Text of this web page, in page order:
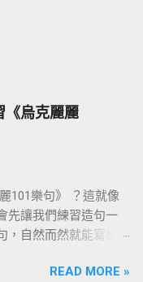
《烏克麗麗
101樂句》 ？這就像
先讓我們練習造句一
自然而然就能寫出
句彈熟，技巧和速度
READ MORE »